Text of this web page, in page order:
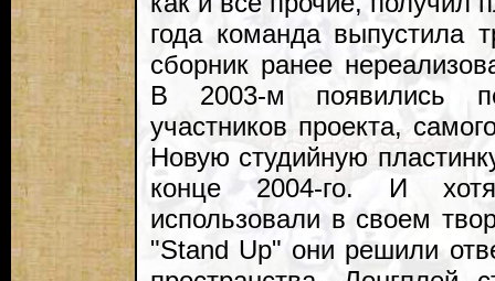
года команда выпустила
сборник ранее
В 2003-м появились
участников проекта,
Новую студийную
конце 2004-го. И
использовали в своем
"Stand Up" они решили